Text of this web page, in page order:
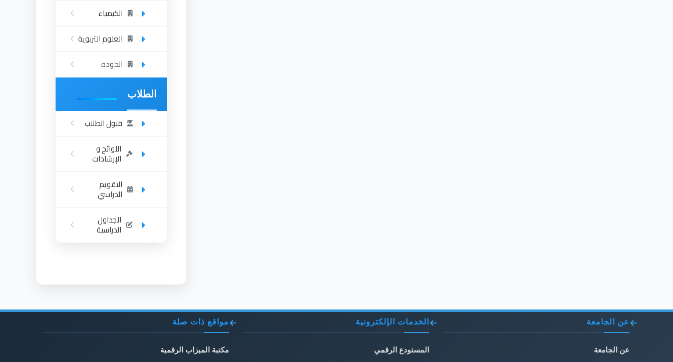
الكيمياء
العلوم التربوية
الحوده
الطلاب
قبول الطلاب
اللوائح و
الإرشادات
التقويم
الدراسي
الجداول
الدراسية
عن الجامعة
عن الجامعة
الخدمات الإلكترونية
المستودع الرقمي
مواقع ذات صلة
مكتبة الميزاب الرقمية